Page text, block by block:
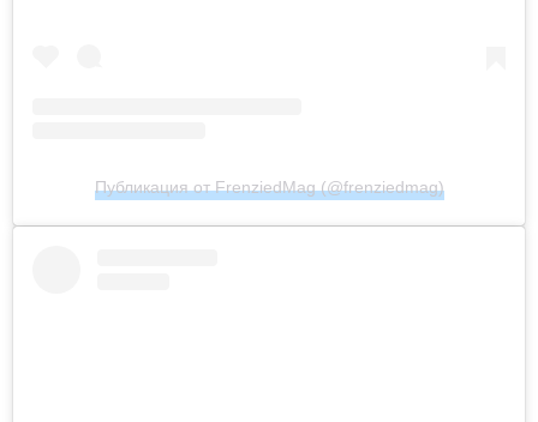
Публикация от FrenziedMag (@frenziedmag)